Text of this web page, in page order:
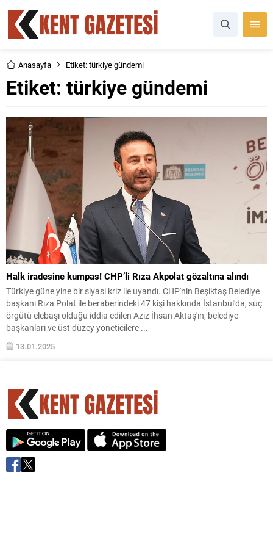
Anasayfa Etiket: türkiye gündemi
Etiket: türkiye gündemi
Halk iradesine kumpas! CHP’li Rıza Akpolat gözaltına alındı
Türkiye güne yine bir siyasi kriz ile uyandı. CHP'nin Beşiktaş Belediye
başkanı Rıza Polat ile beraberindeki 47 kişi hakkında İstanbul'da, suç
örgütü elebaşı olduğu iddia edilen Aziz İhsan Aktaş'ın, belediye
başkanları ve üst düzey yöneticilere ...
13.01.2025